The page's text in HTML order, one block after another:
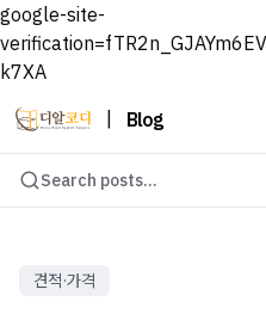
google-site-
k7XA
Blog
Search posts...
견적·가격